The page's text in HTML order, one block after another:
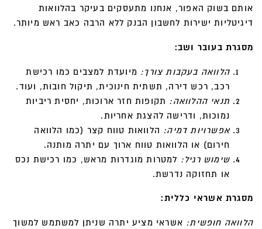
אותם בשוק האפור, אנחנו מתעסקים בעיקר בהלוואות
דיגיטליות ישירות לחשבון הבנק ללא הרבה כאב ראש מיותר.
מסגרת בעובר ושב:
הלוואה בעקבות צורך: מיועדת למצבים כמו רכישת
רכב, רכש דירה, תשתית חינוכית, תיקול חובות, ועוד.
תנאי ההלוואה: תקופות חזר ארוכות, יחסית ריביות
נמוכות, ודרישה להצגת אחריות.
אפשרויות דמיה: הלוואות טווח קצר (כמו הלוואה
חירום) או הלוואות טווח ארוך עם יתרה מותנה.
שימוש רגיל: למטרות מוגדרות מראש, כמו רכישת נכס
או תחזוקה נדרשת.
מסגרת אשראי כללית:
הלוואה חופשית: אשראי מציע יתרה שניתן למשתמש למשוך